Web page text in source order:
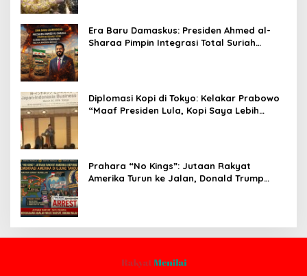
Era Baru Damaskus: Presiden Ahmed al-
Sharaa Pimpin Integrasi Total Suriah
Diplomasi Kopi di Tokyo: Kelakar Prabowo
“Maaf Presiden Lula, Kopi Saya Lebih
Prahara “No Kings”: Jutaan Rakyat
Amerika Turun ke Jalan, Donald Trump